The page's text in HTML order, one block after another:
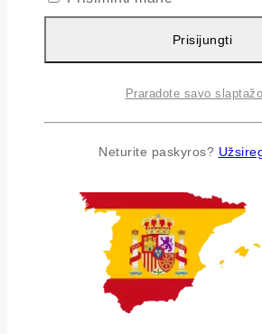
Airija
Prisijungti
Praradote savo
Neturite paskyros?